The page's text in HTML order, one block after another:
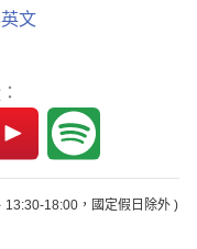
文
18:00，國定假日除外 )